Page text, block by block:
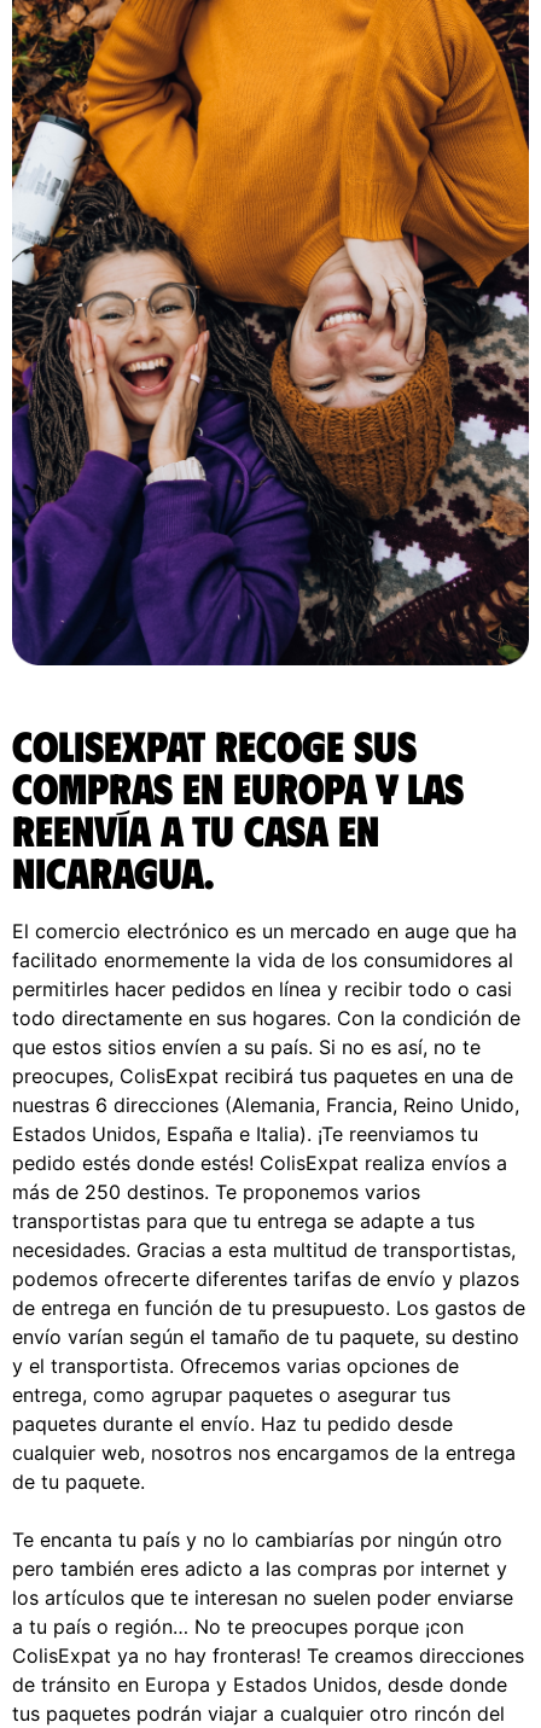
ColisExpat recoge sus
compras en Europa y las
reenvía a tu casa en
Nicaragua.
El comercio electrónico es un mercado en auge que ha
facilitado enormemente la vida de los consumidores al
permitirles hacer pedidos en línea y recibir todo o casi
todo directamente en sus hogares. Con la condición de
que estos sitios envíen a su país. Si no es así, no te
preocupes, ColisExpat recibirá tus paquetes en una de
nuestras 6 direcciones (Alemania, Francia, Reino Unido,
Estados Unidos, España e Italia). ¡Te reenviamos tu
pedido estés donde estés! ColisExpat realiza envíos a
más de 250 destinos. Te proponemos varios
transportistas para que tu entrega se adapte a tus
necesidades. Gracias a esta multitud de transportistas,
podemos ofrecerte diferentes tarifas de envío y plazos
de entrega en función de tu presupuesto. Los gastos de
envío varían según el tamaño de tu paquete, su destino
y el transportista. Ofrecemos varias opciones de
entrega, como agrupar paquetes o asegurar tus
paquetes durante el envío. Haz tu pedido desde
cualquier web, nosotros nos encargamos de la entrega
de tu paquete.
Te encanta tu país y no lo cambiarías por ningún otro
pero también eres adicto a las compras por internet y
los artículos que te interesan no suelen poder enviarse
a tu país o región… No te preocupes porque ¡con
ColisExpat ya no hay fronteras! Te creamos direcciones
de tránsito en Europa y Estados Unidos, desde donde
tus paquetes podrán viajar a cualquier otro rincón del